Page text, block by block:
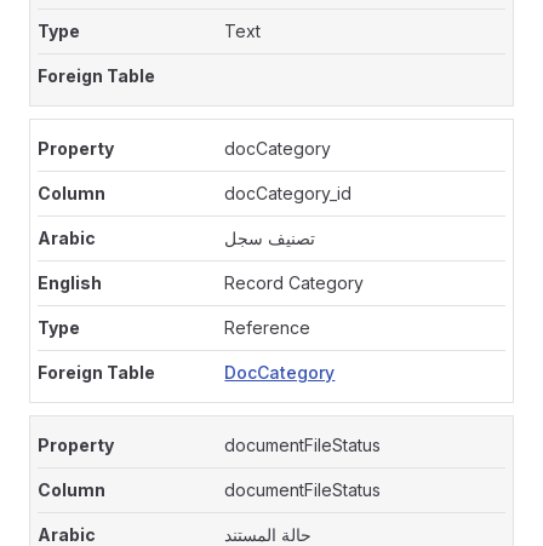
Text
docCategory
docCategory_id
تصنيف سجل
Record Category
Reference
DocCategory
documentFileStatus
documentFileStatus
حالة المستند